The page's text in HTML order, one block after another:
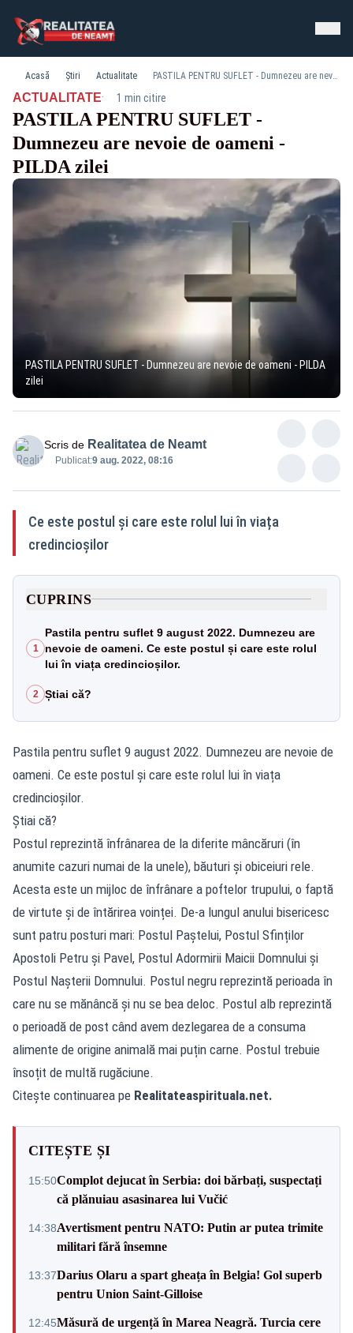
Acasă Știri Actualitate PASTILA PENTRU SUFLET - Dumnezeu are nevoie de oameni - PILDA zilei
ACTUALITATE· 1 min citire
PASTILA PENTRU SUFLET -
Dumnezeu are nevoie de oameni -
PILDA zilei
PASTILA PENTRU SUFLET - Dumnezeu are nevoie de oameni - PILDA
zilei
Scris de Realitatea de Neamt
Publicat:9 aug. 2022, 08:16
Ce este postul și care este rolul lui în viața
credincioșilor
CUPRINS
1
Pastila pentru suflet 9 august 2022. Dumnezeu are
nevoie de oameni. Ce este postul și care este rolul
lui în viața credincioșilor.
2 Știai că?
Pastila pentru suflet 9 august 2022. Dumnezeu are nevoie de
oameni. Ce este postul și care este rolul lui în viața
credincioșilor.
Știai că?
Postul reprezintă înfrânarea de la diferite mâncăruri (în
anumite cazuri numai de la unele), băuturi și obiceiuri rele.
Acesta este un mijloc de înfrânare a poftelor trupului, o faptă
de virtute și de întărirea voinței. De-a lungul anului bisericesc
sunt patru posturi mari: Postul Paștelui, Postul Sfinților
Apostoli Petru și Pavel, Postul Adormirii Maicii Domnului și
Postul Nașterii Domnului. Postul negru reprezintă perioada în
care nu se mănâncă și nu se bea deloc. Postul alb reprezintă
o perioadă de post când avem dezlegarea de a consuma
alimente de origine animală mai puțin carne. Postul trebuie
însoțit de multă rugăciune.
Citește continuarea pe Realitateaspirituala.net.
CITEȘTE ȘI
15:50Complot dejucat în Serbia: doi bărbați, suspectați
că plănuiau asasinarea lui Vučić
14:38Avertisment pentru NATO: Putin ar putea trimite
militari fără însemne
13:37Darius Olaru a spart gheața în Belgia! Gol superb
pentru Union Saint-Gilloise
12:45Măsură de urgență în Marea Neagră. Turcia cere